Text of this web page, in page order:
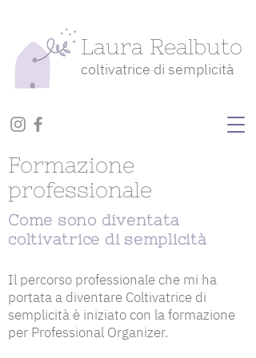
Laura Realbuto
coltivatrice di semplicità
Formazione
professionale
Come sono diventata
coltivatrice di semplicità
Il percorso professionale che mi ha
portata a diventare Coltivatrice di
semplicità è iniziato con la formazione
per Professional Organizer.